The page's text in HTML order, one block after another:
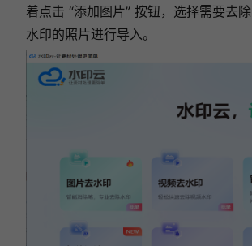
着点击 “添加图片” 按钮，选择需要去除
水印的照片进行导入。